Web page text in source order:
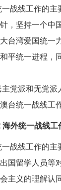
一战线工作的主
，坚持一个中
台湾爱国统一
平统一进程，
主党派和无党派
台统一战线工
海外统一战线工
一战线工作的主
国留学人员等
主义的理解认